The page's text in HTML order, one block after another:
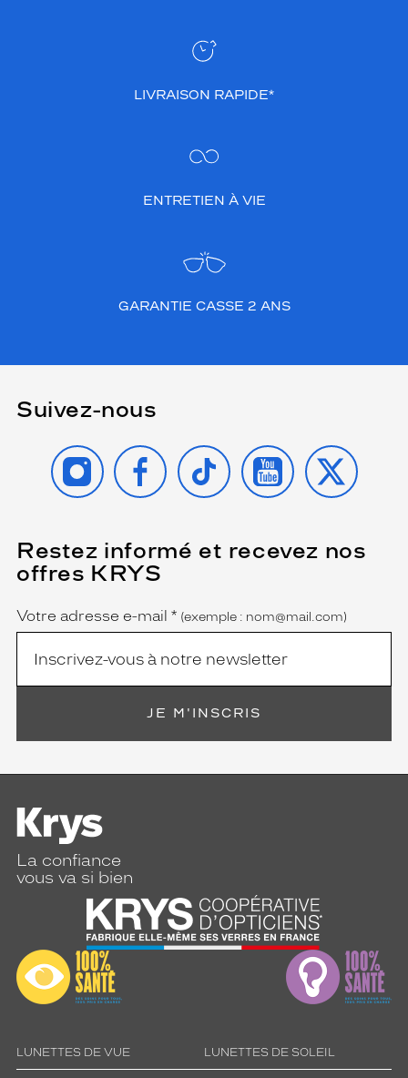
LIVRAISON RAPIDE*
ENTRETIEN À VIE
GARANTIE CASSE 2 ANS
Suivez-nous
INSTAGRAMFACEBOOK
TIKTOK YOUTUBE
X
Restez informé et recevez nos
offres KRYS
Name
Votre adresse e-mail *
(Ce
champ
est
obligatoire)
(exemple : nom@mail.com)
JE M'INSCRIS
La confiance
vous va si bien
LUNETTES DE VUE LUNETTES DE SOLEIL